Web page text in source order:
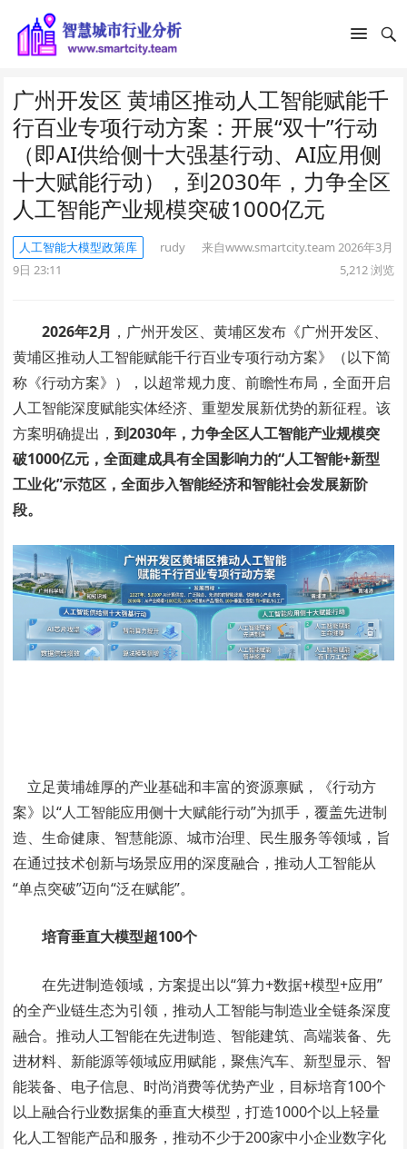
广州开发区 黄埔区推动人工智能赋能千
行百业专项行动方案：开展“双十”行动
（即AI供给侧十大强基行动、AI应用侧
十大赋能行动），到2030年，力争全区
人工智能产业规模突破1000亿元
人工智能大模型政策库 rudy 来自www.smartcity.team 2026年3月
9日 23:11
5,212浏览
2026年2月 ，广州开发区、黄埔区发布《广州开发区、
黄埔区推动人工智能赋能千行百业专项行动方案》（以下简
称《行动方案》），以超常规力度、前瞻性布局，全面开启
人工智能深度赋能实体经济、重塑发展新优势的新征程。该
方案明确提出，到2030年，力争全区人工智能产业规模突
破1000亿元，全面建成具有全国影响力的“人工智能+新型
工业化”示范区，全面步入智能经济和智能社会发展新阶
段。
立足黄埔雄厚的产业基础和丰富的资源禀赋，《行动方
案》以“人工智能应用侧十大赋能行动”为抓手，覆盖先进制
造、生命健康、智慧能源、城市治理、民生服务等领域，旨
在通过技术创新与场景应用的深度融合，推动人工智能从
“单点突破”迈向“泛在赋能”。
培育垂直大模型超100个
在先进制造领域，方案提出以“算力+数据+模型+应用”
的全产业链生态为引领，推动人工智能与制造业全链条深度
融合。推动人工智能在先进制造、智能建筑、高端装备、先
进材料、新能源等领域应用赋能，聚焦汽车、新型显示、智
能装备、电子信息、时尚消费等优势产业，目标培育100个
以上融合行业数据集的垂直大模型，打造1000个以上轻量
化人工智能产品和服务，推动不少于200家中小企业数字化